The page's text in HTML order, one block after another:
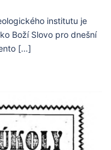
institutu je
Boží Slovo pro dnešní
[…]